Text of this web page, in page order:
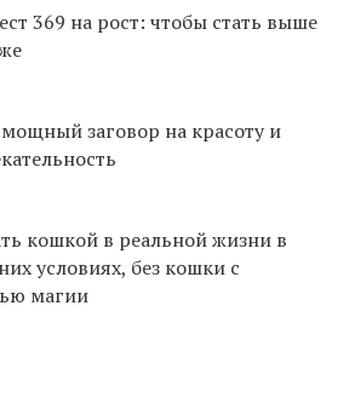
369 на рост: чтобы стать выше
заговор на красоту и
кошкой в реальной жизни в
условиях, без кошки с
магии